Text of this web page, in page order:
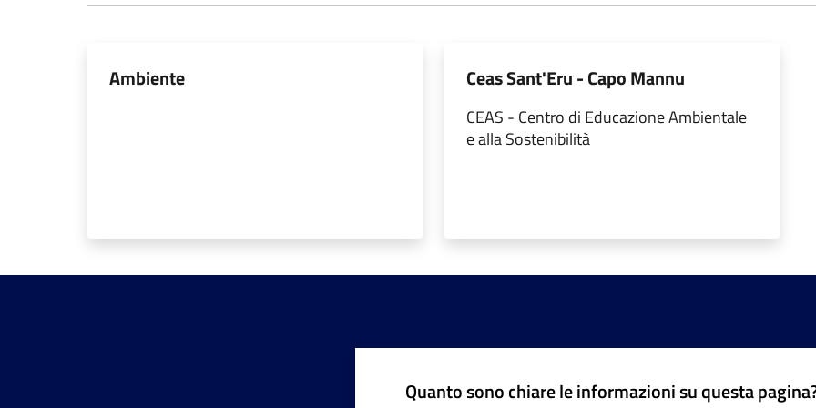
Ambiente Ceas Sant'Eru - Capo Mannu
CEAS - Centro di Educazione Ambientale
e alla Sostenibilità
Quanto sono chiare le informazioni su questa